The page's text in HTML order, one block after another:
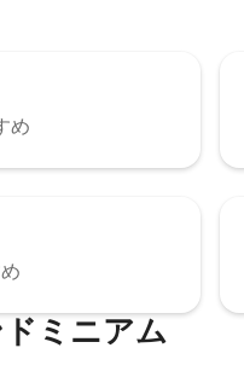
め
ミニアム